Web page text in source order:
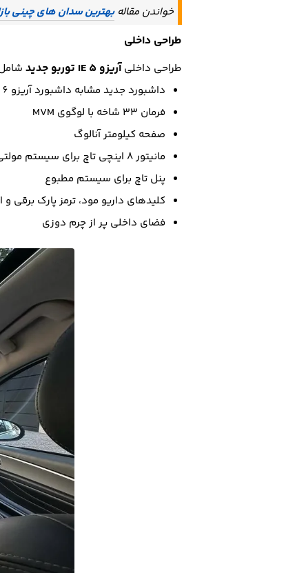
خواندن مقالهبهترین سدان های چینی
طراحی داخلی
طراحی داخلیآریزو 5 IE توربو جدید
داشبورد جدید مشابه داشبورد آریزو 6
فرمان 33 شاخه با لوگوی MVM
صفحه کیلومتر آنالوگ
مانیتور 8 اینچی تاچ برای سیستم مولتی مدیا
پنل تاچ برای سیستم مطبوع
کلیدهای داریو مود، ترمز پارک برقی و
فضای داخلی پر از چرم دوزی